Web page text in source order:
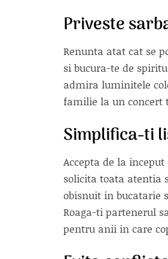
Priveste
Renunta atat cat se
si bucura-te de
admira luminitele
familie la un concert
Simplifica-ti
Accepta de la
solicita toata atentia
obisnuit in bucatarie
Roaga-ti partenerul
pentru anii in care